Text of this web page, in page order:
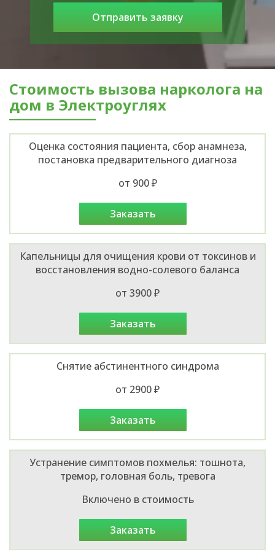
Стоимость вызова нарколога на
дом в Электроуглях
Оценка состояния пациента, сбор анамнеза,
постановка предварительного диагноза
от 900 ₽
заказать
Капельницы для очищения крови от токсинов и
восстановления водно-солевого баланса
от 3900 ₽
заказать
Снятие абстинентного синдрома
от 2900 ₽
заказать
Устранение симптомов похмелья: тошнота,
тремор, головная боль, тревога
Включено в стоимость
заказать